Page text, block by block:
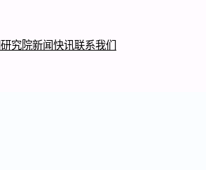
研究院新闻快讯联系我们